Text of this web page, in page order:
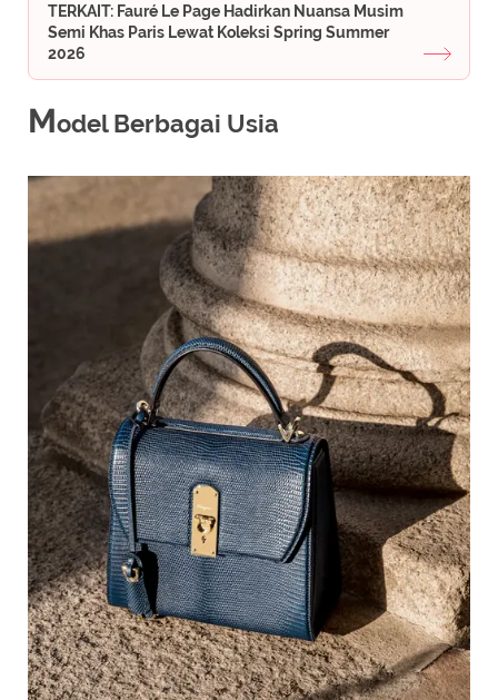
TERKAIT: Fauré Le Page Hadirkan Nuansa Musim
Semi Khas Paris Lewat Koleksi Spring Summer
2026
Model Berbagai Usia